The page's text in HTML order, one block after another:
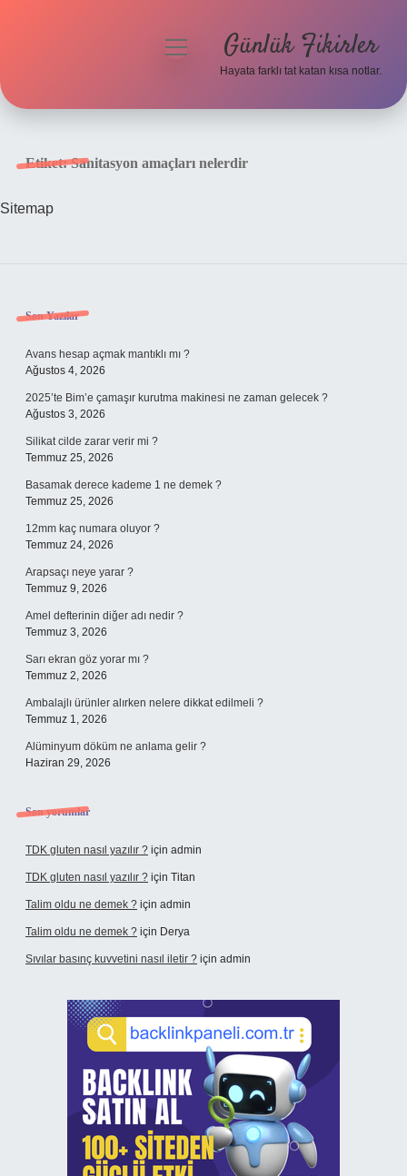
menüyü
Günlük Fikirler
Hayata farklı tat katan kısa notlar.
Etiket:Sanitasyon amaçları nelerdir
Sitemap
Sidebar
Son Yazılar
Avans hesap açmak mantıklı mı ?
Ağustos 4, 2026
2025’te Bim’e çamaşır kurutma makinesi ne zaman gelecek ?
Ağustos 3, 2026
Silikat cilde zarar verir mi ?
Temmuz 25, 2026
Basamak derece kademe 1 ne demek ?
Temmuz 25, 2026
12mm kaç numara oluyor ?
Temmuz 24, 2026
Arapsaçı neye yarar ?
Temmuz 9, 2026
Amel defterinin diğer adı nedir ?
Temmuz 3, 2026
Sarı ekran göz yorar mı ?
Temmuz 2, 2026
Ambalajlı ürünler alırken nelere dikkat edilmeli ?
Temmuz 1, 2026
Alüminyum döküm ne anlama gelir ?
Haziran 29, 2026
Son yorumlar
TDK gluten nasıl yazılır ? için admin
TDK gluten nasıl yazılır ? için Titan
Talim oldu ne demek ? için admin
Talim oldu ne demek ? için Derya
Sıvılar basınç kuvvetini nasıl iletir ? için admin